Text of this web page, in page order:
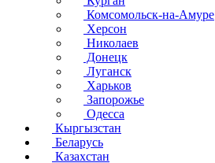
Комсомольск-на-Амуре
Херсон
Николаев
Донецк
Луганск
Харьков
Запорожье
Одесса
Кыргызстан
Беларусь
Казахстан